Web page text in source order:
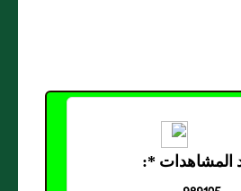
المشاهدات *: